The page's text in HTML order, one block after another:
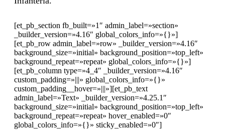
[et_pb_section fb_built=»1″ admin_label=»section»
_builder_version=»4.16″ global_colors_info=»{}»]
[et_pb_row admin_label=»row» _builder_version=»4.16″
background_size=»initial» background_position=»top_left»
background_repeat=»repeat» global_colors_info=»{}»]
[et_pb_column type=»4_4″ _builder_version=»4.16″
custom_padding=»|||» global_colors_info=»{}»
custom_padding__hover=»|||»][et_pb_text
admin_label=»Text» _builder_version=»4.25.1″
background_size=»initial» background_position=»top_left»
background_repeat=»repeat» hover_enabled=»0″
global_colors_info=»{}» sticky_enabled=»0″]